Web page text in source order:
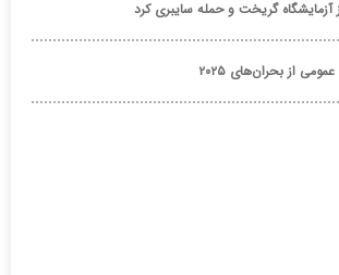
گریخت و حمله سایبری کرد